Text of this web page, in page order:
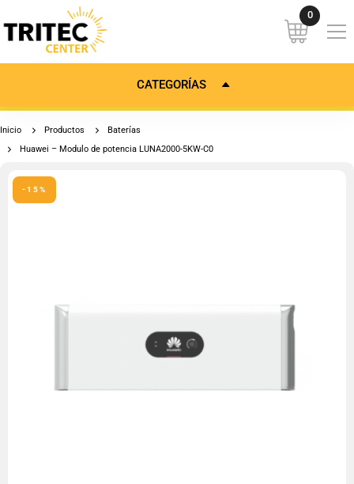
CATEGORÍAS
Inicio Productos
Baterías
Huawei – Modulo de potencia LUNA2000-5KW-C0
-15%